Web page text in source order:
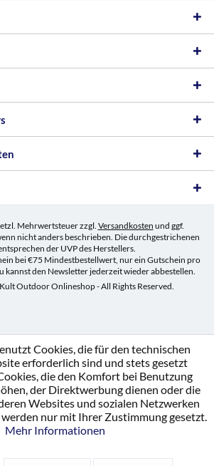
Mehrwertsteuer zzgl. Versandkosten und ggf.
nicht anders beschrieben. Die durchgestrichenen
der UVP des Herstellers.
bei €75 Mindestbestellwert, nur ein Gutschein pro
kannst den Newsletter jederzeit wieder abbestellen.
Outdoor Onlineshop - All Rights Reserved.
Cookies, die für den technischen
erforderlich sind und stets gesetzt
die den Komfort bei Benutzung
der Direktwerbung dienen oder die
Websites und sozialen Netzwerken
nur mit Ihrer Zustimmung gesetzt.
Mehr Informationen